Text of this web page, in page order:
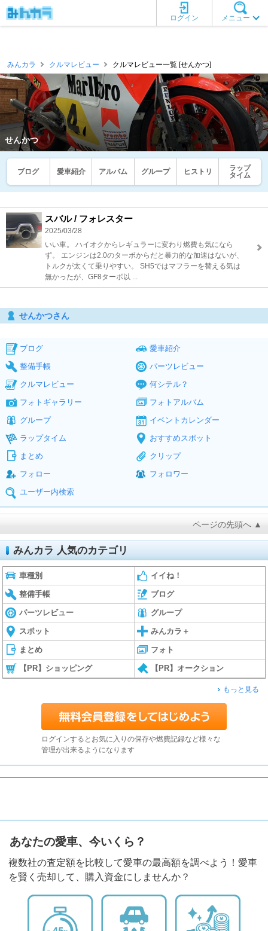
メニュー
ログイン
みんカラ クルマレビュー クルマレビュー一覧 [せんかつ]
せんかつ
ブログ 愛車紹介 アルバム グループ ヒストリ
ラップ
タイム
スバル / フォレスター
2025/03/28
いい車。 ハイオクからレギュラーに変わり燃費も気になら
ず。 エンジンは2.0のターボからだと暴力的な加速はないが、
トルクが太くて乗りやすい。 SH5ではマフラーを替える気は
無かったが、GF8ターボ以 ...
せんかつさん
ブログ
愛車紹介
整備手帳
パーツレビュー
クルマレビュー
何シテル？
フォトギャラリー
フォトアルバム
グループ
イベントカレンダー
ラップタイム
おすすめスポット
まとめ
クリップ
フォロー
フォロワー
ユーザー内検索
ページの先頭へ ▲
みんカラ 人気のカテゴリ
車種別 イイね！
整備手帳 ブログ
パーツレビュー グループ
スポット みんカラ＋
まとめ フォト
【PR】ショッピング 【PR】オークション
もっと見る
ログインするとお気に入りの保存や燃費記録など様々な
管理が出来るようになります
あなたの愛車、今いくら？
複数社の査定額を比較して愛車の最高額を調べよう！愛車
を賢く売却して、購入資金にしませんか？